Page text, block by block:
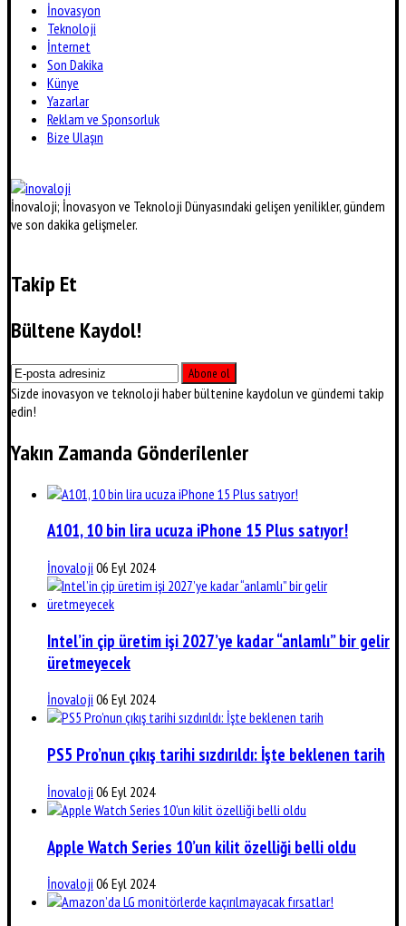
İnovasyon
Teknoloji
İnternet
Son Dakika
Künye
Yazarlar
Reklam ve Sponsorluk
Bize Ulaşın
İnovaloji; İnovasyon ve Teknoloji Dünyasındaki gelişen yenilikler, gündem
ve son dakika gelişmeler.
Takip Et
Bültene Kaydol!
Sizde inovasyon ve teknoloji haber bültenine kaydolun ve gündemi takip
edin!
Yakın Zamanda Gönderilenler
A101, 10 bin lira ucuza iPhone 15 Plus satıyor!
İnovaloji 06 Eyl 2024
Intel’in çip üretim işi 2027’ye kadar “anlamlı” bir gelir
üretmeyecek
İnovaloji 06 Eyl 2024
PS5 Pro’nun çıkış tarihi sızdırıldı: İşte beklenen tarih
İnovaloji 06 Eyl 2024
Apple Watch Series 10’un kilit özelliği belli oldu
İnovaloji 06 Eyl 2024